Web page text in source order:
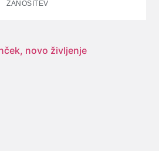
ZANOSITEV